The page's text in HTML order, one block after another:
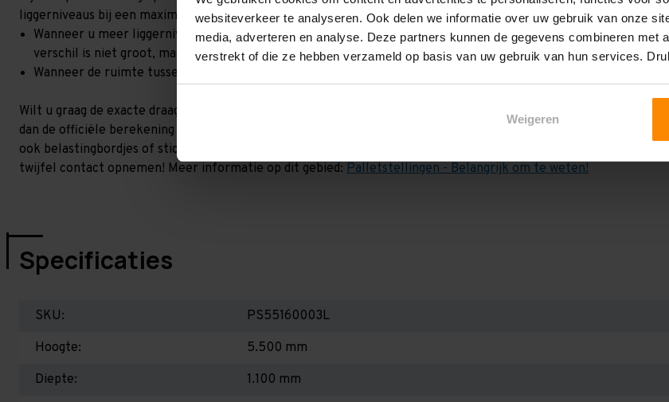
websiteverkeer te analyseren. Ook delen we informatie over uw gebruik van onze
media, adverteren en analyse. Deze partners kunnen de gegevens combineren met
verstrekt of die ze hebben verzameld op basis van uw gebruik van hun services.
Weigeren
liggerniveaus bij een maximale hoogteverschil. Goed om te weten:
Wanneer u meer liggerniveaus toevoegt, kan het zijn dat het draagvermogen per liggerniveau iets lager uit
verschil is niet groot, maar wel het beste om dit te laten berekenen!
Wanneer de ruimte tussen de liggerniveaus kleiner is dan 2,25 meter, valt de draagkracht juist iets hoger uit.
Wilt u graag de exacte draagkracht weten in uw situatie? Dan dient u even contact met ons op te nemen. Wij
dan de officiële berekening uit. Dit doen we gratis en voor niets bij aankoop van een rij palletstellingen. Wij kunnen
ook belastingbordjes of stickers meeleveren waar de draagkracht van uw situatie op beschreven staat! Kortom, bij
twijfel contact opnemen! Meer informatie op dit gebied: Palletstellingen - Belangrijk om te weten!
Specificaties
SKU:
PS55160003L
Hoogte:
5.500 mm
Diepte:
1.100 mm